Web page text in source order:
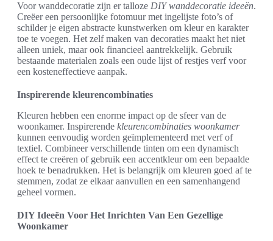
Voor wanddecoratie zijn er talloze DIY wanddecoratie ideeën.
Creëer een persoonlijke fotomuur met ingelijste foto’s of
schilder je eigen abstracte kunstwerken om kleur en karakter
toe te voegen. Het zelf maken van decoraties maakt het niet
alleen uniek, maar ook financieel aantrekkelijk. Gebruik
bestaande materialen zoals een oude lijst of restjes verf voor
een kosteneffectieve aanpak.
Inspirerende kleurencombinaties
Kleuren hebben een enorme impact op de sfeer van de
woonkamer. Inspirerende kleurencombinaties woonkamer
kunnen eenvoudig worden geïmplementeerd met verf of
textiel. Combineer verschillende tinten om een dynamisch
effect te creëren of gebruik een accentkleur om een bepaalde
hoek te benadrukken. Het is belangrijk om kleuren goed af te
stemmen, zodat ze elkaar aanvullen en een samenhangend
geheel vormen.
DIY Ideeën Voor Het Inrichten Van Een Gezellige
Woonkamer